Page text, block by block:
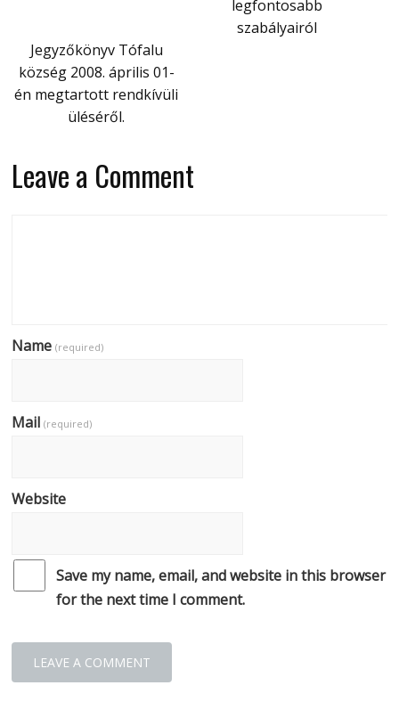
legfontosabb
szabályairól
Jegyzőkönyv Tófalu
község 2008. április 01-
én megtartott rendkívüli
üléséről.
Leave a Comment
Name(required)
Mail(required)
Website
Save my name, email, and website in this browser
for the next time I comment.